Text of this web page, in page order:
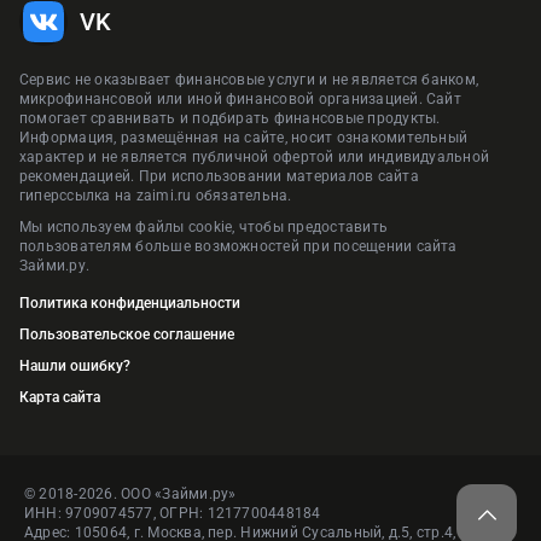
Сервис не оказывает финансовые услуги и не является банком,
микрофинансовой или иной финансовой организацией. Сайт
помогает сравнивать и подбирать финансовые продукты.
Информация, размещённая на сайте, носит ознакомительный
характер и не является публичной офертой или индивидуальной
рекомендацией. При использовании материалов сайта
гиперссылка на zaimi.ru обязательна.
Мы используем файлы cookie, чтобы предоставить
пользователям больше возможностей при посещении сайта
Займи.ру.
Политика конфиденциальности
Пользовательское соглашение
Нашли ошибку?
Карта сайта
VK
© 2018-2026. ООО «Займи.ру»
ИНН: 9709074577, ОГРН: 1217700448184
Адрес: 105064, г. Москва, пер. Нижний Сусальный, д.5, стр.4, пом.1